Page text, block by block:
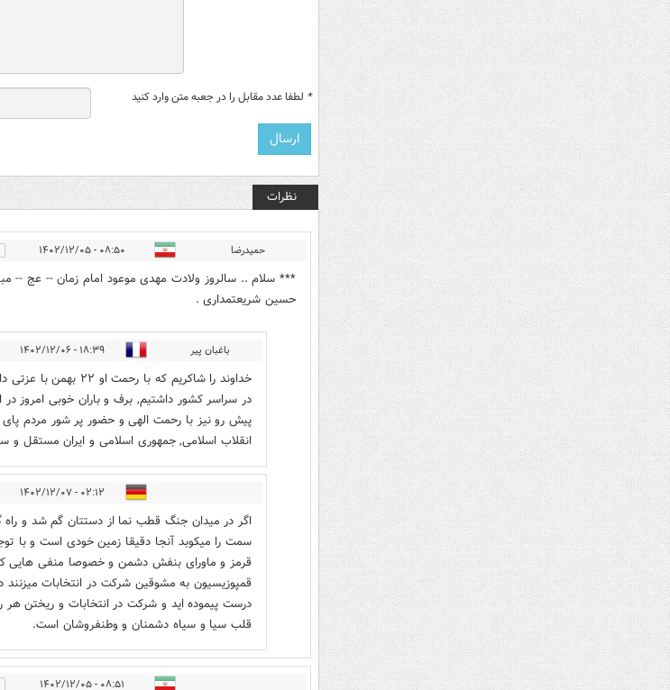
* لطفا عدد مقابل را در جعبه متن وارد کنید
نظرات
حمیدرضا ۰۸:۵۰ - ۱۴۰۲/۱۲/۰۵
*** سلام ..‌‌ سالروز ولادت مهدی موعود امام زمان -- عج --
حسین شریعتمداری .
باغبان پیر ۱۸:۳۹ - ۱۴۰۲/۱۲/۰۶
خداوند را شاکریم که با
در سراسر کشور داشتیم, برف و باران خوبی امروز در
پیش رو نیز با رحمت الهی و حضور پر شور مردم
انقلاب اسلامی, جمهوری اسلامی و ایران مستقل و
۰۲:۱۲ - ۱۴۰۲/۱۲/۰۷
اگر در میدان جنگ قطب نما از دستتان گم شد و راه
سمت را میکوبد آنجا دقیقا زمین خودی است و با
قرمز و ماورای بنفش دشمن و خصوصا منفی هایی
قمپوزیسیون به مشوقین شرکت در انتخابات میزنند
درست پیموده اید و شرکت در انتخابات و ریختن هر
قلب سیا و سیاه دشمنان و وطنفروشان است.
۰۸:۵۱ - ۱۴۰۲/۱۲/۰۵